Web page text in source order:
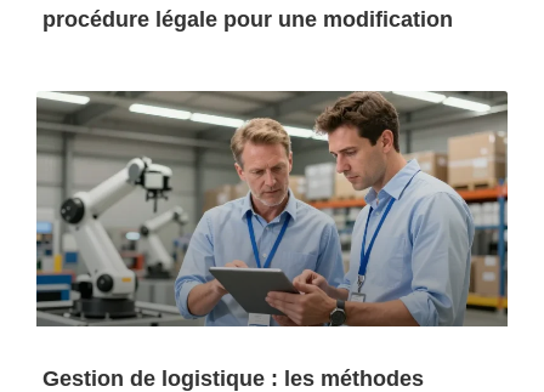
procédure légale pour une modification
Gestion de logistique : les méthodes